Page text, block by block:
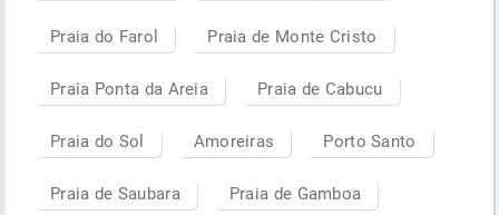
Praia do Farol Praia de Monte Cristo
Praia Ponta da Areia Praia de Cabucu
Praia do Sol Amoreiras Porto Santo
Praia de Saubara Praia de Gamboa